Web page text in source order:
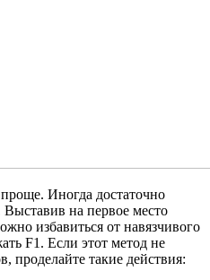
Иногда достаточно
Выставив на первое место
избавиться от навязчивого
F1. Если этот метод не
проделайте такие действия: